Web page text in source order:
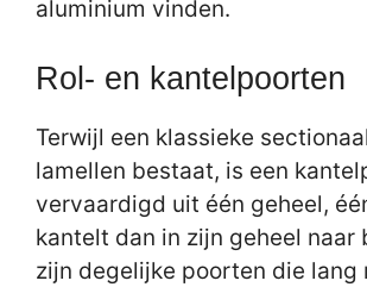
aluminium vinden.
Rol- en kantelpoorten
Terwijl een klassieke
lamellen bestaat, is een
vervaardigd uit één geheel,
kantelt dan in zijn geheel naar
zijn degelijke poorten die lang